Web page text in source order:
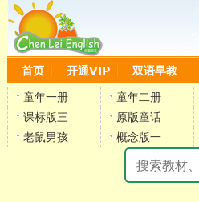
首页 开通VIP 双语早教
童年一册 童年二册
课标版三
原版童话
老鼠男孩
概念版一